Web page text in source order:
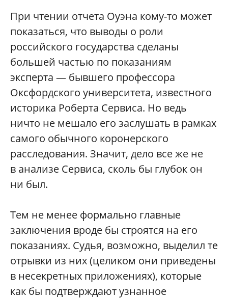
При чтении отчета Оуэна кому-то может
показаться, что выводы о роли
российского государства сделаны
большей частью по показаниям
эксперта — бывшего профессора
Оксфордского университета, известного
историка Роберта Сервиса. Но ведь
ничто не мешало его заслушать в рамках
самого обычного коронерского
расследования. Значит, дело все же не
в анализе Сервиса, сколь бы глубок он
ни был.
Тем не менее формально главные
заключения вроде бы строятся на его
показаниях. Судья, возможно, выделил те
отрывки из них (целиком они приведены
в несекретных приложениях), которые
как бы подтверждают узнанное